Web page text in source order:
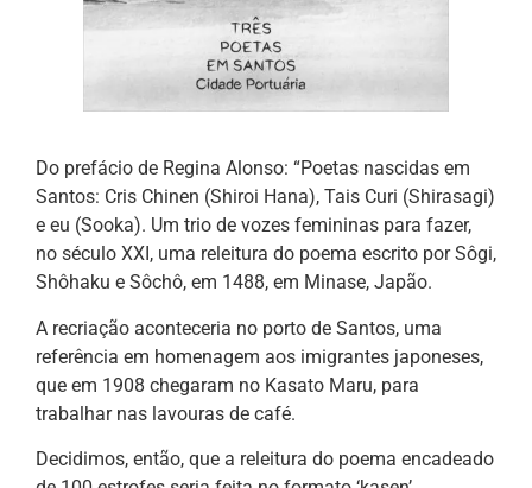
Do prefácio de Regina Alonso: “Poetas nascidas em
Santos: Cris Chinen (Shiroi Hana), Tais Curi (Shirasagi)
e eu (Sooka). Um trio de vozes femininas para fazer,
no século XXI, uma releitura do poema escrito por Sôgi,
Shôhaku e Sôchô, em 1488, em Minase, Japão.
A recriação aconteceria no porto de Santos, uma
referência em homenagem aos imigrantes japoneses,
que em 1908 chegaram no Kasato Maru, para
trabalhar nas lavouras de café.
Decidimos, então, que a releitura do poema encadeado